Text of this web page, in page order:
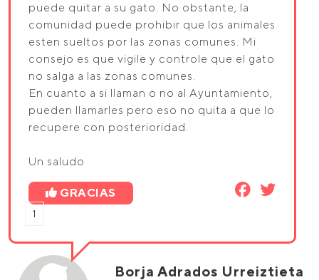
puede quitar a su gato. No obstante, la
comunidad puede prohibir que los animales
esten sueltos por las zonas comunes. Mi
consejo es que vigile y controle que el gato
no salga a las zonas comunes.
En cuanto a si llaman o no al Ayuntamiento,
pueden llamarles pero eso no quita a que lo
recupere con posterioridad.
Un saludo
GRACIAS
1
Borja Adrados Urreiztieta